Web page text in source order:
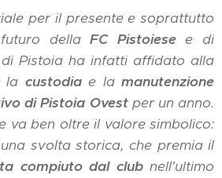
per il presente e soprattutto
dellaFC Pistoiesee di
di Pistoia ha infatti affidato alla
la custodiae la manutenzione
di Pistoia Ovestper un anno.
va ben oltre il valore simbolico:
svolta storica, che premia il
compiuto dal clubnell'ultimo